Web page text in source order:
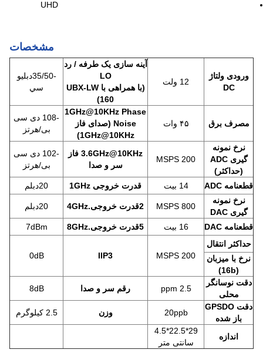
UHD
مشخصات
ورودی ولتاژ
DC
12 ولت
آینه سازی یک طرفه / رد
LO
(با همراهی با UBX-LW
160)
-35/50دبليو
سي
مصرف برق ۴۵ وات
1GHz@10KHz Phase
Noise (صدای فاز
1GHz@10KHz)
-108 دی سی
بی/هرتز
نرخ نمونه
گیری ADC
(حداکثر)
200 MSPS
3.6GHz@10KHz فاز
سر و صدا
-102 دی سی
بی/هرتز
قطعنامه ADC 14 بیت قدرت خروجی 1GHz
20دبلم
نرخ نمونه
گیری DAC
800 MSPS 2قدرت خروجی.4GHz 20دبلم
قطعنامه DAC 16 بیت 5قدرت خروجی.8GHz
7dBm
حداکثر انتقال
200 MSPS
IIP3
0dB
نرخ با میزبان
(16b)
دقت نوسانگر
محلی
2.5 ppm رقم سر و صدا
8dB
دقت GPSDO
باز شده
20ppb وزن 2.5 کيلوگرم
اندازه
29*22.5*4.5
سانتی متر